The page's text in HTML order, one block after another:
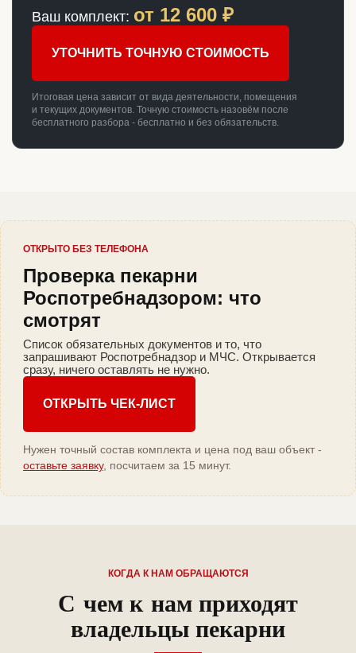
Ваш комплект: от 12 600 ₽
УТОЧНИТЬ ТОЧНУЮ СТОИМОСТЬ
Итоговая цена зависит от вида деятельности, помещения
и текущих документов. Точную стоимость назовём после
бесплатного разбора - бесплатно и без обязательств.
ОТКРЫТО БЕЗ ТЕЛЕФОНА
Проверка пекарни
Роспотребнадзором: что
смотрят
Список обязательных документов и то, что
запрашивают Роспотребнадзор и МЧС. Открывается
сразу, ничего оставлять не нужно.
ОТКРЫТЬ ЧЕК-ЛИСТ
Нужен точный состав комплекта и цена под ваш объект -
оставьте заявку, посчитаем за 15 минут.
КОГДА К НАМ ОБРАЩАЮТСЯ
С чем к нам приходят
владельцы пекарни